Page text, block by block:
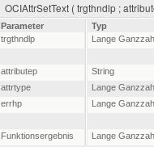
OCIAttrSetText ( trgthndlp ;
Parameter
Typ
trgthndlp
Lange
attributep
String
attrtype
Lange
errhp
Lange
Funktionsergebnis Lange